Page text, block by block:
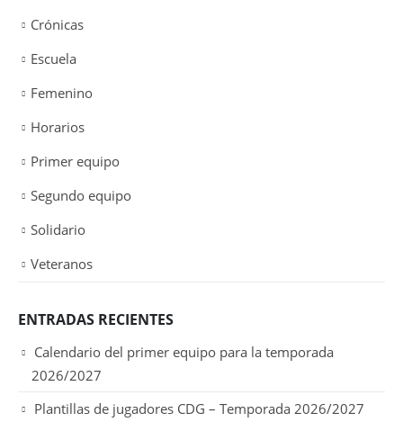
Crónicas
Escuela
Femenino
Horarios
Primer equipo
Segundo equipo
Solidario
Veteranos
ENTRADAS RECIENTES
Calendario del primer equipo para la temporada
2026/2027
Plantillas de jugadores CDG – Temporada 2026/2027